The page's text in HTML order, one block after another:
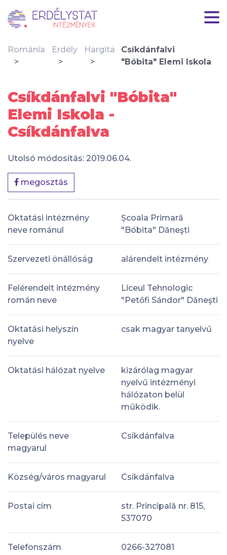
Románia Erdély Hargita
Csíkdánfalvi
"Bóbita" Elemi Iskola
Csíkdánfalvi "Bóbita"
Elemi Iskola -
Csíkdánfalva
Utolsó módosítás: 2019.06.04.
megosztás
Oktatási intézmény
neve románul
Școala Primară
"Bóbita" Dăneşti
Szervezeti önállóság alárendelt intézmény
Felérendelt intézmény
román neve
Liceul Tehnologic
"Petőfi Sándor" Dăneşti
Oktatási helyszín
nyelve
csak magyar tanyelvű
Oktatási hálózat nyelve
kizárólag magyar
nyelvű intézményi
hálózaton belül
működik.
Település neve
magyarul
Csíkdánfalva
Község/város magyarul Csíkdánfalva
Postai cím
str. Principală nr. 815,
537070
Telefonszám 0266-327081